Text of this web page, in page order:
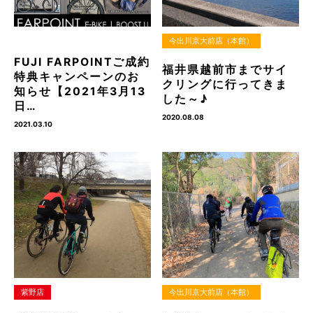
FUJI FARPOINTご成約
特典キャンペーンのお
知らせ【2021年3月13
日…
2021.03.10
今出川京大前店（本館）
福井県越前市までサイ
クリングに行ってきま
した～♪
2020.08.08
紫野店 今出川京大前店（本館）